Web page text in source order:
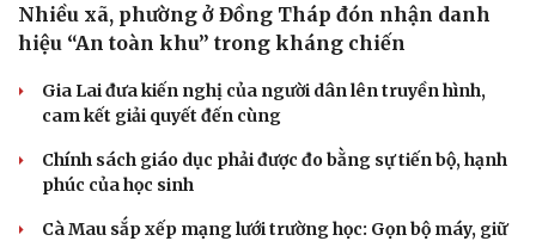
Nhiều xã, phường ở Đồng Tháp đón nhận danh
hiệu “An toàn khu” trong kháng chiến
Gia Lai đưa kiến nghị của người dân lên truyền hình,
cam kết giải quyết đến cùng
Chính sách giáo dục phải được đo bằng sự tiến bộ, hạnh
phúc của học sinh
Cà Mau sắp xếp mạng lưới trường học: Gọn bộ máy, giữ